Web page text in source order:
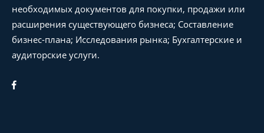
необходимых документов для покупки, продажи или
расширения существующего бизнеса; Составление
бизнес-плана; Исследования рынка; Бухгалтерские и
аудиторские услуги.